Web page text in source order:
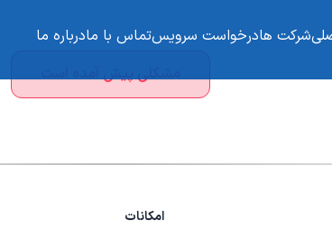
شرکت هادرخواست سرویستماس با مادرباره ما
مشکلی پیش آمده است
امکانات